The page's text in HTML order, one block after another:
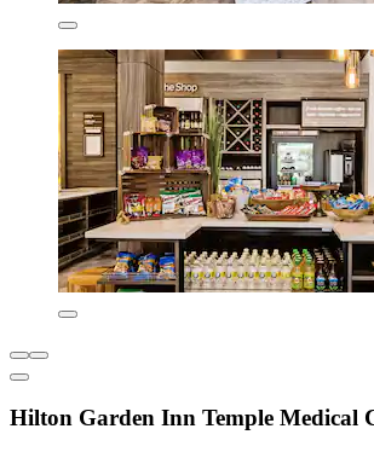
Hilton Garden Inn Temple Medical